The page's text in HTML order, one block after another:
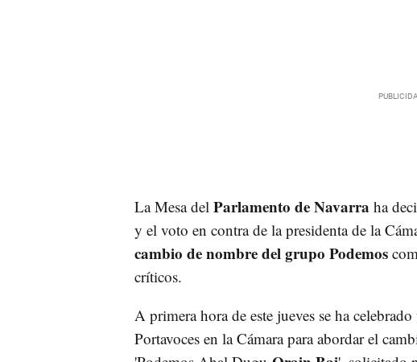
La Mesa delParlamento de Navarra ha
y el voto en contra de la presidenta de la
cambio de nombre del grupo Podemos
críticos.
A primera hora de este jueves se ha
Portavoces en la Cámara para abordar el